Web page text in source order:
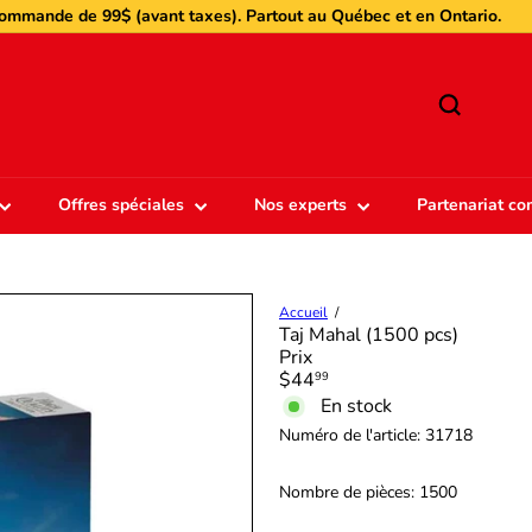
Diaporama
de 99$ (avant taxes). Partout au Québec et en Ontario.
Offres spéciales Nos experts Partenariat
Accueil
Taj Mahal (1500 pcs)
Prix
Prix
régulier
$4499
En stock
Numéro de l'article: 31718
Nombre de pièces: 1500